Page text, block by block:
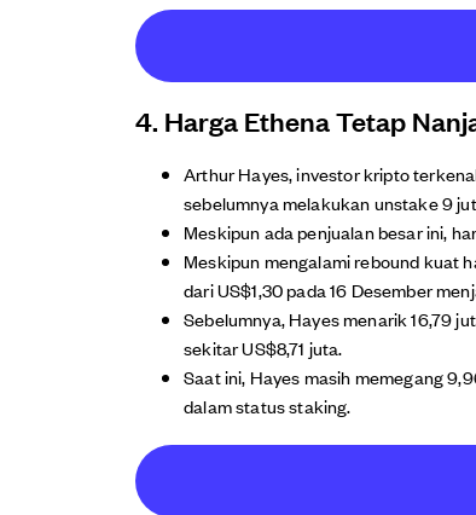
4. Harga Ethena Tetap
Arthur Hayes, investor kripto
sebelumnya melakukan unstake 9
Meskipun ada penjualan besar ini,
Meskipun mengalami rebound kuat
​​dari US$1,30 pada 16 Desember
Sebelumnya, Hayes menarik 16,79
sekitar US$8,71 juta.
Saat ini, Hayes masih memegang
dalam status staking.